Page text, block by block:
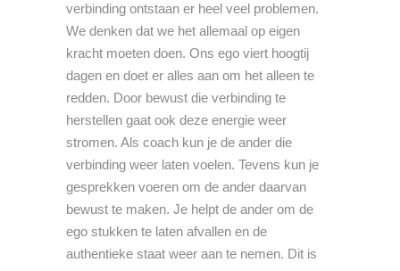
verbinding ontstaan er heel veel problemen.
We denken dat we het allemaal op eigen
kracht moeten doen. Ons ego viert hoogtij
dagen en doet er alles aan om het alleen te
redden. Door bewust die verbinding te
herstellen gaat ook deze energie weer
stromen. Als coach kun je de ander die
verbinding weer laten voelen. Tevens kun je
gesprekken voeren om de ander daarvan
bewust te maken. Je helpt de ander om de
ego stukken te laten afvallen en de
authentieke staat weer aan te nemen. Dit is